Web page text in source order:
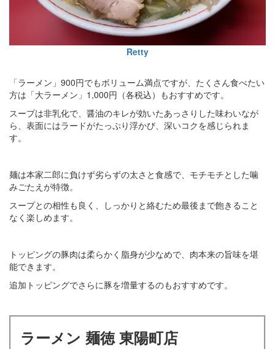
Retty
「ラーメン」900円でもボリューム満点ですが、たくさん食べたい
方は「大ラーメン」1,000円（各税込）もおすすめです。
スープは非乳化で、醤油のキレが効いたあっさりした味わいなが
ら、表面にはラードがたっぷり浮かび、深いコクを感じられま
す。
麺は本家二郎に負けず劣らずの太さと食感で、モチモチとした噛
みごたえが特徴。
スープとの相性も良く、しっかりと絡むため最後まで飽きること
なく楽しめます。
トッピングの豚肉は柔らかく脂身が少なめで、肉本来の旨味を堪
能できます。
追加トッピングでさらに豚を増量するのもおすすめです。
ラーメン 麺徳 東陽町店